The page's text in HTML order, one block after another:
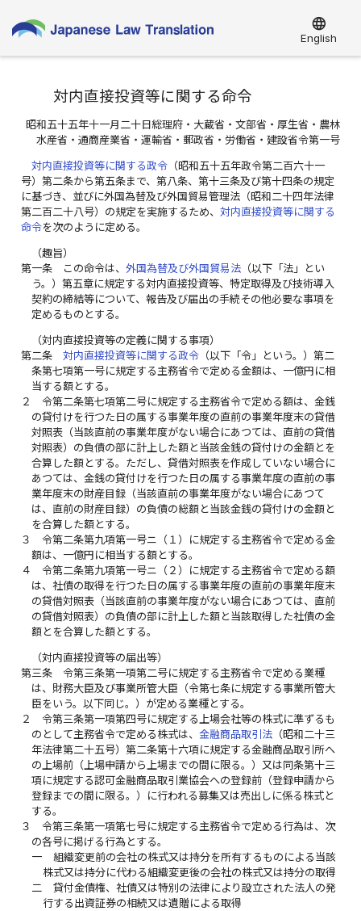
language
English
対内直接投資等に関する命令
昭和五十五年十一月二十日総理府・大蔵省・文部省・厚生省・農林
水産省・通商産業省・運輸省・郵政省・労働省・建設省令第一号
対内直接投資等に関する政令 （昭和五十五年政令第二百六十一
号）第二条から第五条まで、第八条、第十三条及び第十四条の規定
に基づき、並びに外国為替及び外国貿易管理法（昭和二十四年法律
第二百二十八号）の規定を実施するため、対内直接投資等に関する
命令を次のように定める。
（趣旨）
第一条
この命令は、外国為替及び外国貿易法 （以下「法」とい
う。）第五章に規定する対内直接投資等、特定取得及び技術導入
契約の締結等について、報告及び届出の手続その他必要な事項を
定めるものとする。
（対内直接投資等の定義に関する事項）
第二条
対内直接投資等に関する政令 （以下「令」という。）第二
条第七項第一号に規定する主務省令で定める金額は、一億円に相
当する額とする。
２
令第二条第七項第二号に規定する主務省令で定める額は、金銭
の貸付けを行つた日の属する事業年度の直前の事業年度末の貸借
対照表（当該直前の事業年度がない場合にあつては、直前の貸借
対照表）の負債の部に計上した額と当該金銭の貸付けの金額とを
合算した額とする。ただし、貸借対照表を作成していない場合に
あつては、金銭の貸付けを行つた日の属する事業年度の直前の事
業年度末の財産目録（当該直前の事業年度がない場合にあつて
は、直前の財産目録）の負債の総額と当該金銭の貸付けの金額と
を合算した額とする。
３
令第二条第九項第一号ニ（１）に規定する主務省令で定める金
額は、一億円に相当する額とする。
４
令第二条第九項第一号ニ（２）に規定する主務省令で定める額
は、社債の取得を行つた日の属する事業年度の直前の事業年度末
の貸借対照表（当該直前の事業年度がない場合にあつては、直前
の貸借対照表）の負債の部に計上した額と当該取得した社債の金
額とを合算した額とする。
（対内直接投資等の届出等）
第三条
令第三条第一項第二号に規定する主務省令で定める業種
は、財務大臣及び事業所管大臣（令第七条に規定する事業所管大
臣をいう。以下同じ。）が定める業種とする。
２
令第三条第一項第四号に規定する上場会社等の株式に準ずるも
のとして主務省令で定める株式は、金融商品取引法 （昭和二十三
年法律第二十五号）第二条第十六項に規定する金融商品取引所へ
の上場前（上場申請から上場までの間に限る。）又は同条第十三
項に規定する認可金融商品取引業協会への登録前（登録申請から
登録までの間に限る。）に行われる募集又は売出しに係る株式と
する。
３
令第三条第一項第七号に規定する主務省令で定める行為は、次
の各号に掲げる行為とする。
一
組織変更前の会社の株式又は持分を所有するものによる当該
株式又は持分に代わる組織変更後の会社の株式又は持分の取得
二
貸付金債権、社債又は特別の法律により設立された法人の発
行する出資証券の相続又は遺贈による取得